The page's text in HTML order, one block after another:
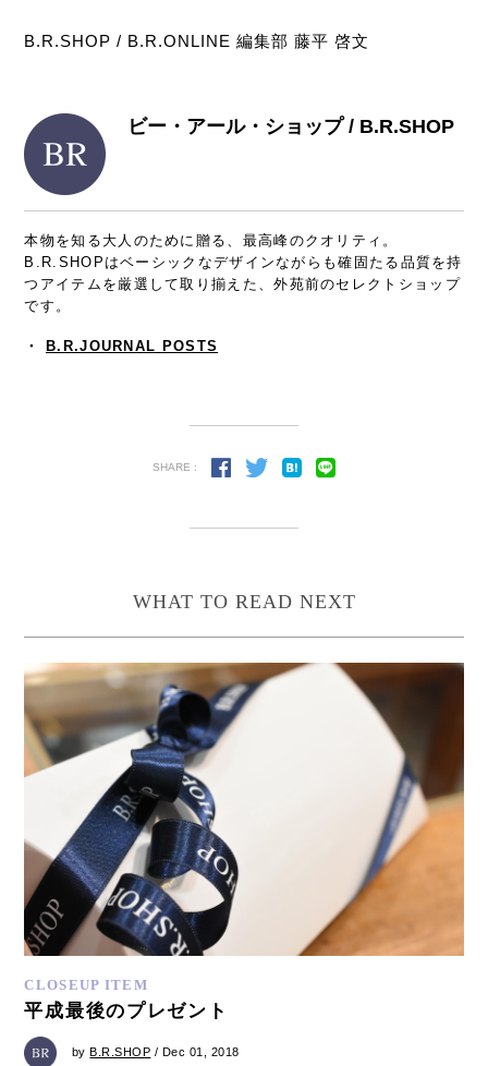
B.R.SHOP / B.R.ONLINE 編集部 藤平 啓文
ビー・アール・ショップ / B.R.SHOP
本物を知る大人のために贈る、最高峰のクオリティ。
B.R.SHOPはベーシックなデザインながらも確固たる品質を持
つアイテムを厳選して取り揃えた、外苑前のセレクトショップ
です。
・ B.R.JOURNAL POSTS
SHARE :
WHAT TO READ NEXT
CLOSEUP ITEM
平成最後のプレゼント
byB.R.SHOP / Dec 01, 2018